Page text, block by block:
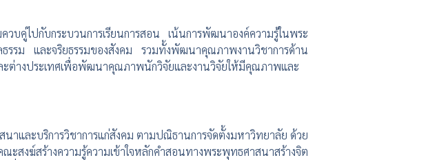
คู่ไปกับกระบวนการเรียนการสอน เน้นการพัฒนาองค์ความรู้ในพระ
รม และจริยธรรมของสังคม รวมทั้งพัฒนาคุณภาพงานวิชาการด้าน
ต่างประเทศเพื่อพัฒนาคุณภาพนักวิจัยและงานวิจัยให้มีคุณภาพและ
าและบริการวิชาการแก่สังคม ตามปณิธานการจัดตั้งมหาวิทยาลัย ด้วย
ะสงฆ์สร้างความรู้ความเข้าใจหลักคำสอนทางพระพุทธศาสนาสร้างจิต